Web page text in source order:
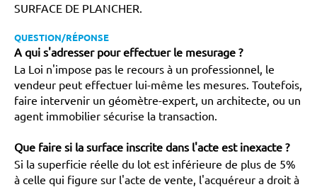
SURFACE DE PLANCHER.
QUESTION/RÉPONSE
A qui s'adresser pour effectuer le mesurage ?
La Loi n'impose pas le recours à un professionnel, le
vendeur peut effectuer lui-même les mesures. Toutefois,
faire intervenir un géomètre-expert, un architecte, ou un
agent immobilier sécurise la transaction.
Que faire si la surface inscrite dans l'acte est inexacte ?
Si la superficie réelle du lot est inférieure de plus de 5%
à celle qui figure sur l'acte de vente, l'acquéreur a droit à